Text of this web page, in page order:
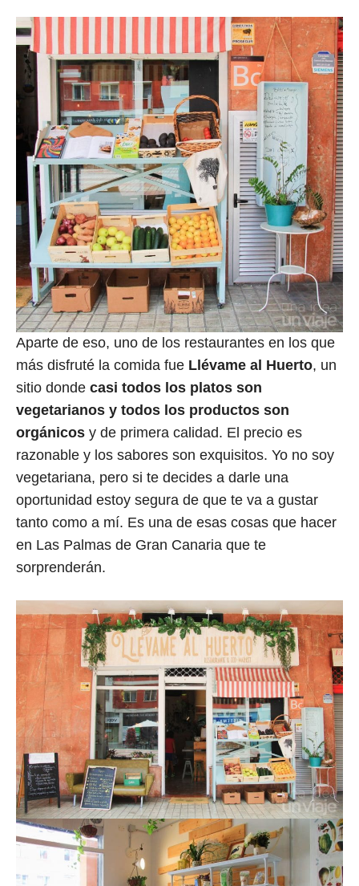
Aparte de eso, uno de los restaurantes en los que
más disfruté la comida fue Llévame al Huerto, un
sitio donde casi todos los platos son
vegetarianos y todos los productos son
orgánicos y de primera calidad. El precio es
razonable y los sabores son exquisitos. Yo no soy
vegetariana, pero si te decides a darle una
oportunidad estoy segura de que te va a gustar
tanto como a mí. Es una de esas cosas que hacer
en Las Palmas de Gran Canaria que te
sorprenderán.